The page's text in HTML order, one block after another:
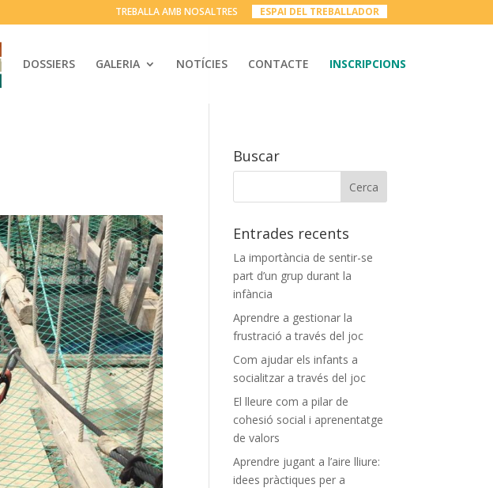
TREBALLA AMB NOSALTRES ESPAI DEL TREBALLADOR__
DOSSIERS GALERIA NOTÍCIES CONTACTE INSCRIPCIONS
Buscar
Entrades recents
La importància de sentir-se
part d’un grup durant la
infància
Aprendre a gestionar la
frustració a través del joc
Com ajudar els infants a
socialitzar a través del joc
El lleure com a pilar de
cohesió social i aprenentatge
de valors
Aprendre jugant a l’aire lliure:
idees pràctiques per a